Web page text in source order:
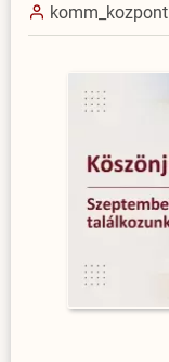
komm_kozpont